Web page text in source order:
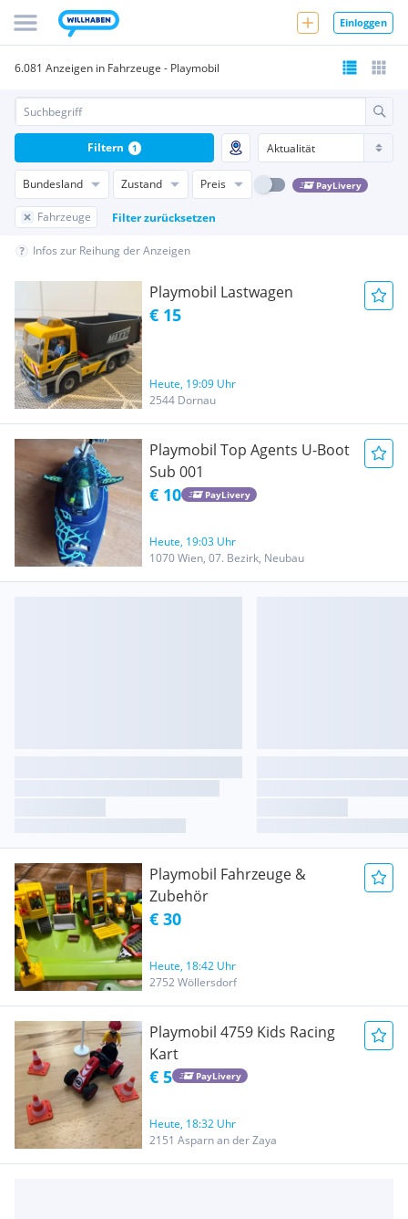
Einloggen
6.081 Anzeigen in Fahrzeuge - Playmobil
Bundesland Zustand Preis PayLivery
Fahrzeuge Filter zurücksetzen
Filtern 1
Infos zur Reihung der Anzeigen
Playmobil Lastwagen
€ 15
Heute, 19:09 Uhr
2544 Dornau
Playmobil Top Agents U-Boot
Sub 001
€ 10 PayLivery
Heute, 19:03 Uhr
1070 Wien, 07. Bezirk, Neubau
Playmobil Fahrzeuge &
Zubehör
€ 30
Heute, 18:42 Uhr
2752 Wöllersdorf
Playmobil 4759 Kids Racing
Kart
€ 5 PayLivery
Heute, 18:32 Uhr
2151 Asparn an der Zaya